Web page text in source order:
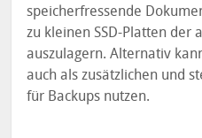
speicherfressende
zu kleinen SSD-Platten der
auszulagern. Alternativ
auch als zusätzlichen und
für Backups nutzen.